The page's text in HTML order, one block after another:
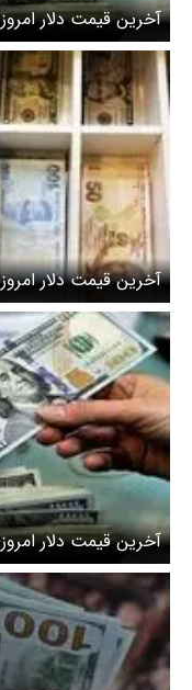
افزایشی شد
آزاد کند شد
کانال بالاتر خیز